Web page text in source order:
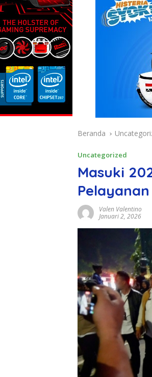
Beranda
Uncategorized
Masuki
Valen Valentino
Januari 2, 2026